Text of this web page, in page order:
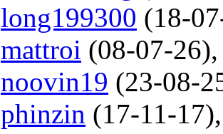
long199300 (18-
mattroi (08-07-
noovin19 (23-08-
phinzin (17-11-